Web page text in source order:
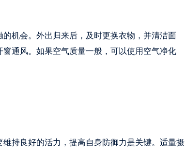
机会。外出归来后，及时更换衣物，并清洁面
通风。如果空气质量一般，可以使用空气净化
持良好的活力，提高自身防御力是关键。适量摄